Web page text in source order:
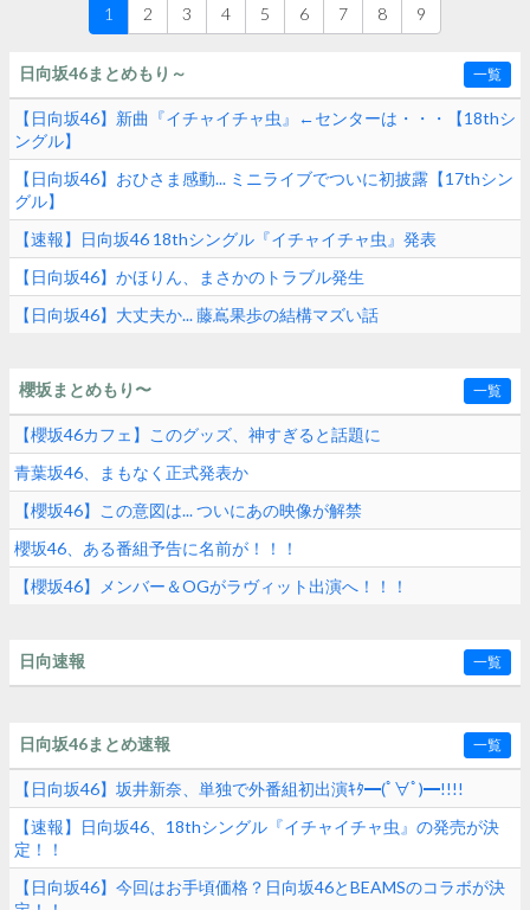
1 2 3 4 5 6 7 8 9
日向坂46まとめもり～ 一覧
【日向坂46】新曲『イチャイチャ虫』←センターは・・・【18thシ
ングル】
【日向坂46】おひさま感動... ミニライブでついに初披露【17thシン
グル】
【速報】日向坂46 18thシングル『イチャイチャ虫』発表
【日向坂46】かほりん、まさかのトラブル発生
【日向坂46】大丈夫か... 藤嶌果歩の結構マズい話
櫻坂まとめもり〜 一覧
【櫻坂46カフェ】このグッズ、神すぎると話題に
青葉坂46、まもなく正式発表か
【櫻坂46】この意図は... ついにあの映像が解禁
櫻坂46、ある番組予告に名前が！！！
【櫻坂46】メンバー＆OGがラヴィット出演へ！！！
日向速報 一覧
日向坂46まとめ速報 一覧
【日向坂46】坂井新奈、単独で外番組初出演ｷﾀ━(ﾟ∀ﾟ)━!!!!
【速報】日向坂46、18thシングル『イチャイチャ虫』の発売が決
定！！
【日向坂46】今回はお手頃価格？日向坂46とBEAMSのコラボが決